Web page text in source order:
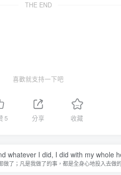
THE END
喜歡就支持一下吧
5 分享 收藏
whatever I did, I did with my whole
做了；凡是我做了的事，都是全身心地投入去做